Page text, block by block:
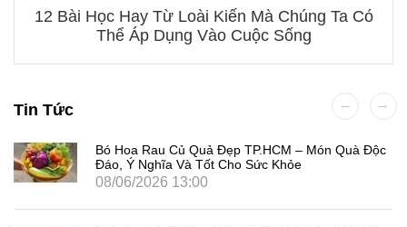
12 Bài Học Hay Từ Loài Kiến Mà Chúng Ta Có
Thể Áp Dụng Vào Cuộc Sống
Tin Tức
Bó Hoa Rau Củ Quả Đẹp TP.HCM – Món Quà Độc
Đáo, Ý Nghĩa Và Tốt Cho Sức Khỏe
08/06/2026 13:00